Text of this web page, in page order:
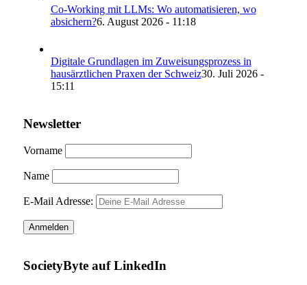
Co-Working mit LLMs: Wo automatisieren, wo
absichern?6. August 2026 - 11:18
Digitale Grundlagen im Zuweisungsprozess in
hausärztlichen Praxen der Schweiz30. Juli 2026 -
15:11
Newsletter
Vorname
Name
E-Mail Adresse:
SocietyByte auf LinkedIn